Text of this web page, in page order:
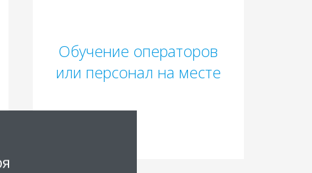
Обучение операторов
или персонал на месте